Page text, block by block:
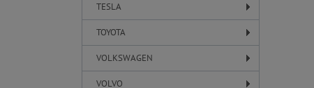
TESLA
TOYOTA
VOLKSWAGEN
VOLVO